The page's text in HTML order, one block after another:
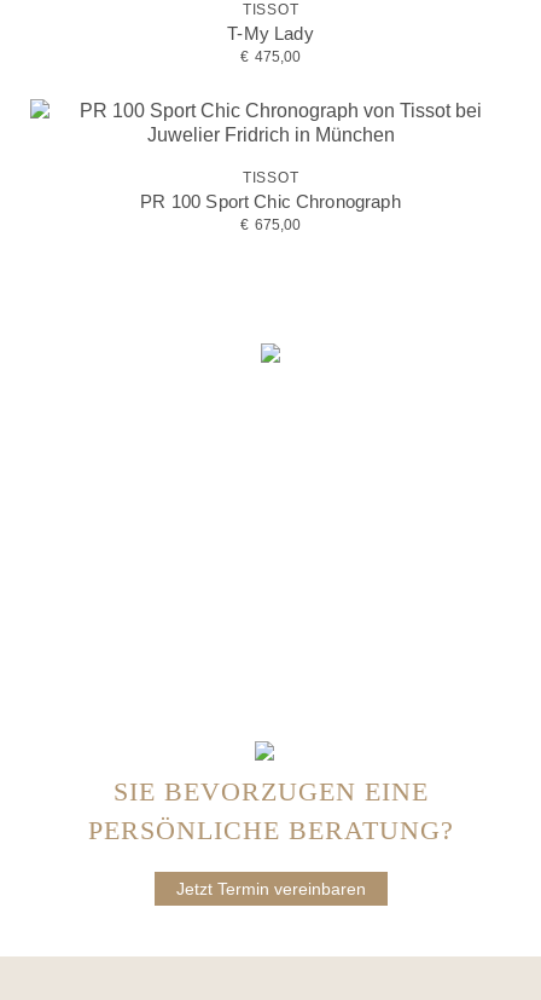
TISSOT
T-My Lady
€ 475,00
TISSOT
PR 100 Sport Chic Chronograph
€ 675,00
SIE BEVORZUGEN EINE
PERSÖNLICHE BERATUNG?
Jetzt Termin vereinbaren